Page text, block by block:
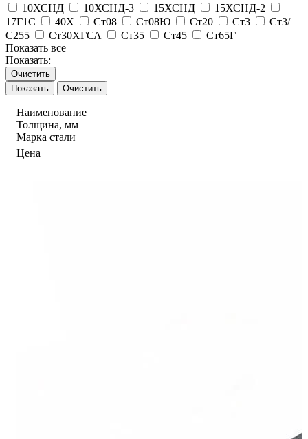
10ХСНД
10ХСНД-3 15ХСНД
15ХСНД-2
17Г1С
40Х Ст08 Ст08Ю Ст20 Ст3
Ст3/
С255
Ст30ХГСА Ст35 Ст45
Ст65Г
Показать все
Показать:
Очистить
Очистить
Наименование
Толщина, мм
Марка стали
Цена